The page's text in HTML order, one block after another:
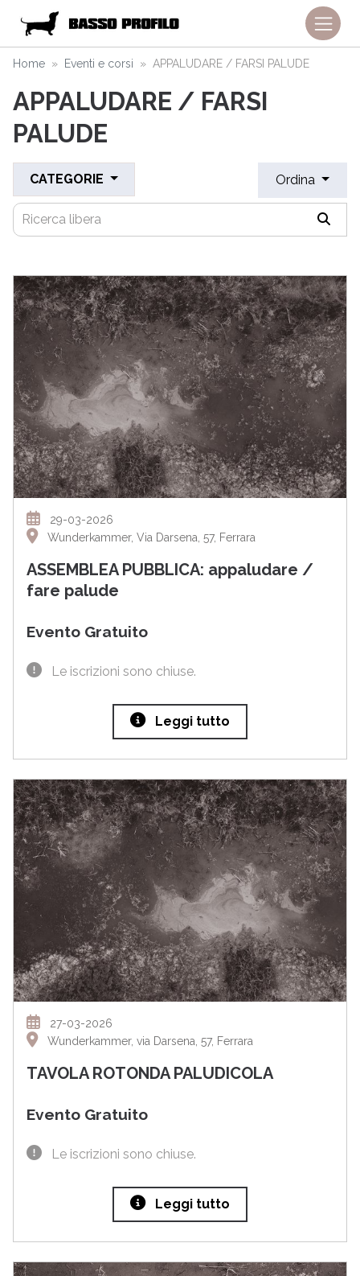
Home Eventi e corsi APPALUDARE / FARSI PALUDE
APPALUDARE / FARSI
PALUDE
CATEGORIE Ordina
29-03-2026
Wunderkammer, Via Darsena, 57, Ferrara
ASSEMBLEA PUBBLICA: appaludare /
fare palude
Evento Gratuito
Le iscrizioni sono chiuse.
Leggi tutto
27-03-2026
Wunderkammer, via Darsena, 57, Ferrara
TAVOLA ROTONDA PALUDICOLA
Evento Gratuito
Le iscrizioni sono chiuse.
Leggi tutto